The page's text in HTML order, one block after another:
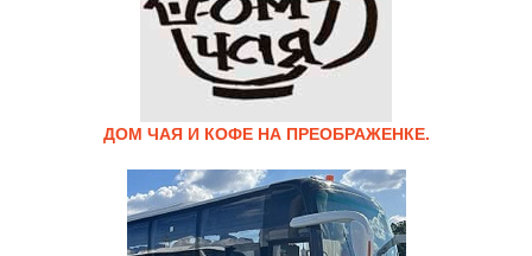
ДОМ ЧАЯ И КОФЕ НА ПРЕОБРАЖЕНКЕ.